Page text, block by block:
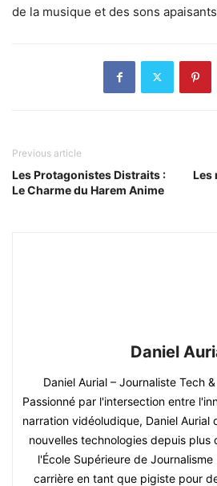
de la musique et des sons
Previous article
Les Protagonistes Distraits :
Le Charme du Harem Anime
Les
Daniel
Daniel Aurial – Journaliste Tech
Passionné par l'intersection entre
narration vidéoludique, Daniel
nouvelles technologies depuis plus
l'École Supérieure de
carrière en tant que pigiste pour